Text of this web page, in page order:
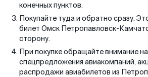
конечных пунктов.
Покупайте туда и обратно сразу.
билет Омск Петропавловск-
сторону.
При покупке обращайте внимание
спецпредложения авиакомпаний,
распродажи авиабилетов из